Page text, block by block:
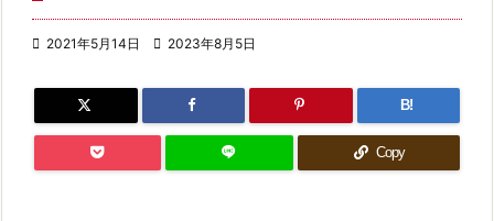
 2021年5月14日  2023年8月5日
B!
Copy